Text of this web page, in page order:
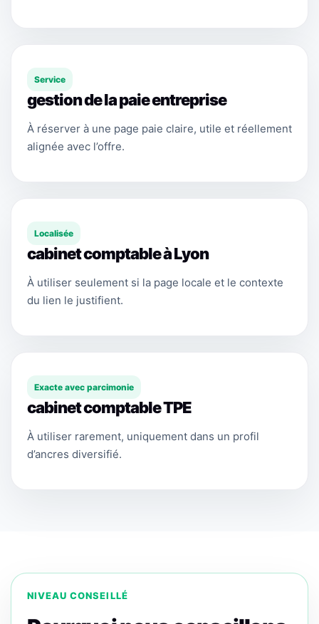
Service
gestion de la paie entreprise
À réserver à une page paie claire, utile et réellement
alignée avec l’offre.
Localisée
cabinet comptable à Lyon
À utiliser seulement si la page locale et le contexte
du lien le justifient.
Exacte avec parcimonie
cabinet comptable TPE
À utiliser rarement, uniquement dans un profil
d’ancres diversifié.
NIVEAU CONSEILLÉ